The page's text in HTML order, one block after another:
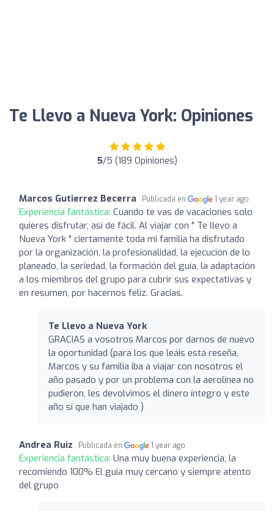
Te Llevo a Nueva York: Opiniones
5/5 (189 Opiniones)
Marcos Gutierrez Becerra Publicada en 1 year ago
Experiencia fantástica: Cuando te vas de vacaciones solo
quieres disfrutar, así de fácil. Al viajar con " Te llevo a
Nueva York " ciertamente toda mi familia ha disfrutado
por la organización, la profesionalidad, la ejecución de lo
planeado, la seriedad, la formación del guía, la adaptación
a los miembros del grupo para cubrir sus expectativas y
en resumen, por hacernos feliz. Gracias.
Te Llevo a Nueva York
GRACIAS a vosotros Marcos por darnos de nuevo
la oportunidad (para los que leáis está reseña,
Marcos y su familia iba a viajar con nosotros el
año pasado y por un problema con la aerolínea no
pudieron, les devolvimos el dinero íntegro y este
año sí que han viajado )
Andrea Ruiz Publicada en 1 year ago
Experiencia fantástica: Una muy buena experiencia, la
recomiendo 100% El guia muy cercano y siempre atento
del grupo